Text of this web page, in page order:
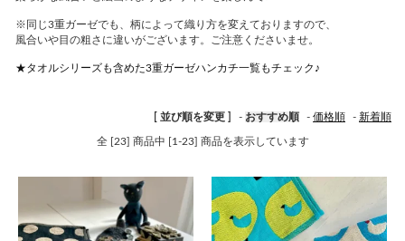
※同じ3重ガーゼでも、柄によって織り方を変えておりますので、
風合いや目の粗さに違いがございます。ご注意くださいませ。
★タオルシリーズも含めた3重ガーゼハンカチ一覧もチェック♪
[ 並び順を変更 ] - おすすめ順 - 価格順 - 新着順
全 [23] 商品中 [1-23] 商品を表示しています